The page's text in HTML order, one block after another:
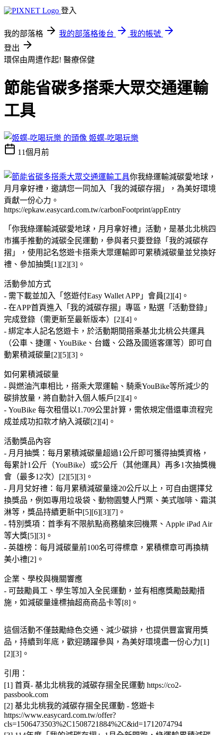
登入
我的部落格 我的部落格後台
我的帳號
登出
環保由周遭作起! 醫療保健
節能省碳多搭乘大眾交通運輸
工具
姬蝶-吃喝玩樂
11個月前
你我綠運輸減碳愛地球，
月月拿好禮，邀請您一同加入「我的減碳存摺」，為美好環境
貢獻一份心力。
https://epkaw.easycard.com.tw/carbonFootprint/appEntry
「你我綠運輸減碳愛地球，月月拿好禮」活動，是基北北桃四
市攜手推動的減碳全民運動，參與者只要登錄「我的減碳存
摺」，使用記名悠遊卡搭乘大眾運輸即可累積減碳量並兌換好
禮、參加抽獎[1][2][3]。
活動參加方式
- 需下載並加入「悠遊付Easy Wallet APP」會員[2][4]。
- 在APP首頁進入「我的減碳存摺」專區，點選「活動登錄」
完成登錄（需更新至最新版本）[2][4]。
- 綁定本人記名悠遊卡，於活動期間搭乘基北北桃公共運具
（公車、捷運、YouBike、台鐵、公路及國道客運等）即可自
動累積減碳量[2][5][3]。
如何累積減碳量
- 與燃油汽車相比，搭乘大眾運輸、騎乘YouBike等所減少的
碳排放量，將自動計入個人帳戶[2][4]。
- YouBike 每次租借以1.709公里計算，需依規定借還車流程完
成並成功扣款才納入減碳[2][4]。
活動獎品內容
- 月月抽獎：每月累積減碳量超過1公斤即可獲得抽獎資格，
每累計1公斤（YouBike）或5公斤（其他運具）再多1次抽獎機
會（最多12次）[2][5][3]。
- 月月兌好禮：每月累積減碳量達20公斤以上，可自由選擇兌
換獎品，例如專用垃圾袋、動物園雙人門票、美式咖啡、霜淇
淋等，獎品持續更新中[5][6][3][7]。
- 特別獎項：首季有不限航點商務艙來回機票、Apple iPad Air
等大獎[5][3]。
- 英雄榜：每月減碳量前100名可得標章，累積標章可再換精
美小禮[2]。
企業、學校與機關響應
- 可鼓勵員工、學生等加入全民運動，並有相應獎勵鼓勵措
施，如減碳量達標抽超商商品卡等[8]。
這個活動不僅鼓勵綠色交通、減少碳排，也提供豐富實用獎
品，持續到年底，歡迎踴躍參與，為美好環境盡一份心力[1]
[2][3]。
引用：
[1] 首頁- 基北北桃我的減碳存摺全民運動 https://co2-
passbook.com
[2] 基北北桃我的減碳存摺全民運動 - 悠遊卡
https://www.easycard.com.tw/offer?
cls=1506473503%2C1508721884%2C&id=1712074794